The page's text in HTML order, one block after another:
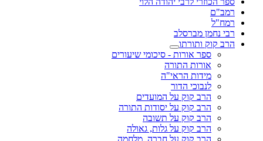
רמב"ם
רמח"ל
רבי נחמן מברסלב
הרב קוק ותורתו
ספר אורות - סיכומי שיעורים
אורות התורה
מידות הראי"ה
לנבוכי הדור
הרב קוק על המועדים
הרב קוק על יסודות התורה
הרב קוק על תשובה
הרב קוק על גלות, גאולה
הרב קוק על חברה, מלחמה